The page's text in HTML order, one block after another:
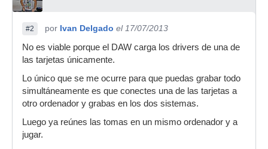
#2 por Ivan Delgado el 17/07/2013
No es viable porque el DAW carga los drivers de una de
las tarjetas únicamente.
Lo único que se me ocurre para que puedas grabar todo
simultáneamente es que conectes una de las tarjetas a
otro ordenador y grabas en los dos sistemas.
Luego ya reúnes las tomas en un mismo ordenador y a
jugar.